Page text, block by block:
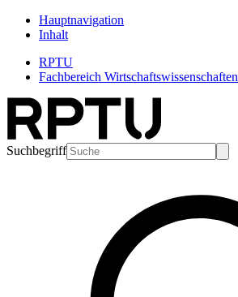
Hauptnavigation
Inhalt
RPTU
Fachbereich Wirtschaftswissenschaften
Suchbegriff